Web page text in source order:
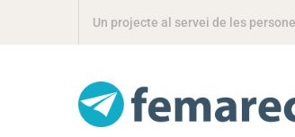
Un projecte al servei de les
Torrent de l'Estadella, 46 /
Barcelona